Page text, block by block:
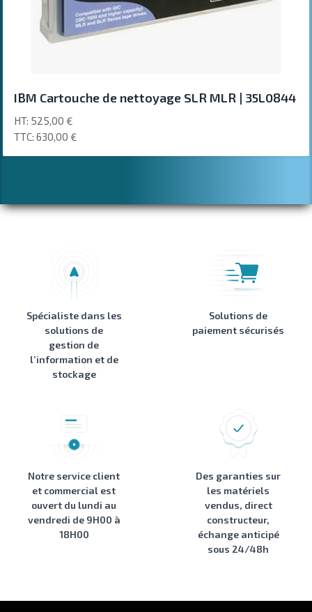
IBM Cartouche de nettoyage SLR MLR | 35L0844
630,00 €
525,00 €
Spécialiste dans les
solutions de
gestion de
l’information et de
stockage
Solutions de
paiement sécurisés
Notre service client
et commercial est
ouvert du lundi au
vendredi de 9H00 à
18H00
Des garanties sur
les matériels
vendus, direct
constructeur,
échange anticipé
sous 24/48h